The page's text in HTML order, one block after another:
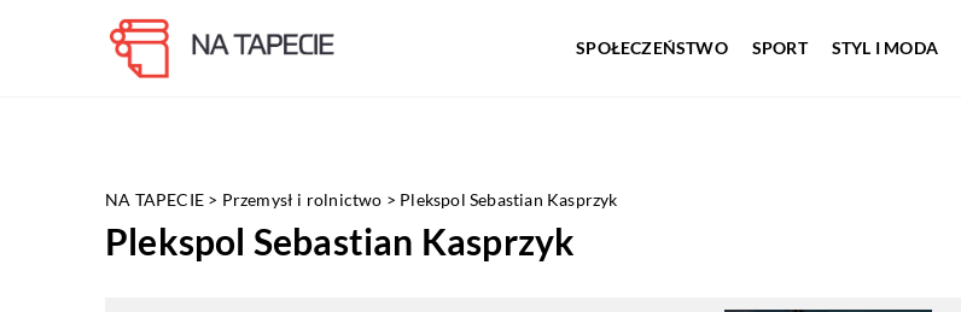
SPOŁECZEŃSTWO SPORT STYL I MODA
NA TAPECIE > Przemysł i rolnictwo > Plekspol Sebastian Kasprzyk
Plekspol Sebastian Kasprzyk